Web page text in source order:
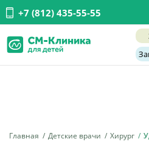
+7 (812) 435-55-55
Главная Детские врачи Хирург
Услуги